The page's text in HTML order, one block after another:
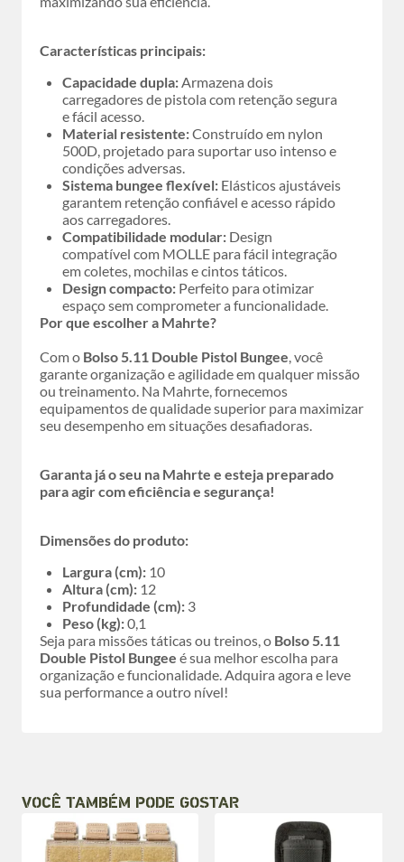
Características principais:
Capacidade dupla:Armazena dois
carregadores de pistola com retenção segura
e fácil acesso.
Material resistente:Construído em nylon
500D, projetado para suportar uso intenso e
condições adversas.
Sistema bungee flexível: Elásticos ajustáveis
garantem retenção confiável e acesso rápido
aos carregadores.
Compatibilidade modular: Design
compatível com MOLLE para fácil integração
em coletes, mochilas e cintos táticos.
Design compacto: Perfeito para otimizar
espaço sem comprometer a funcionalidade.
Por que escolher a Mahrte?
Com o Bolso 5.11 Double Pistol Bungee, você
garante organização e agilidade em qualquer missão
ou treinamento. Na Mahrte, fornecemos
equipamentos de qualidade superior para maximizar
seu desempenho em situações desafiadoras.
Garanta já o seu na Mahrte e esteja preparado
para agir com eficiência e segurança!
Dimensões do produto:
Largura (cm): 10
Altura (cm): 12
Profundidade (cm): 3
Peso (kg):0,1
Seja para missões táticas ou treinos, o Bolso 5.11
Double Pistol Bungee é sua melhor escolha para
organização e funcionalidade. Adquira agora e leve
sua performance a outro nível!
VOCÊ TAMBÉM PODE GOSTAR